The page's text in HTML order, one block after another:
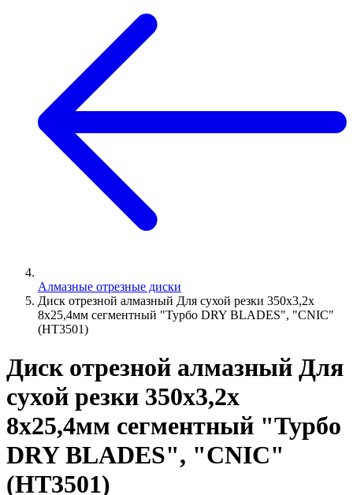
Алмазные отрезные диски
Диск отрезной алмазный Для сухой резки 350х3,2х
8х25,4мм сегментный "Турбо DRY BLADES", "CNIC"
(НT3501)
Диск отрезной алмазный Для
сухой резки 350х3,2х
8х25,4мм сегментный "Турбо
DRY BLADES", "CNIC"
(НT3501)